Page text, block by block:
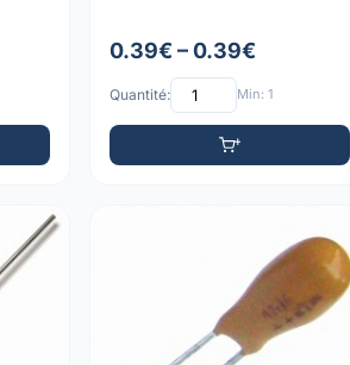
0.39€ – 0.39€
Quantité: Min: 1